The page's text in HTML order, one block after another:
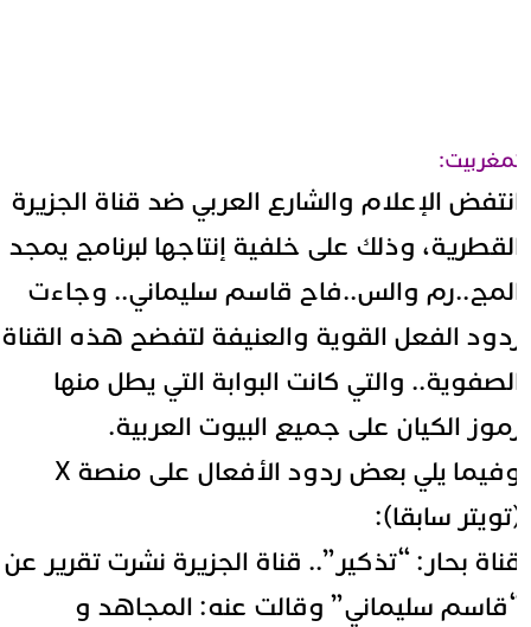
الإعلام والشارع العربي ضد قناة الجزيرة
وذلك على خلفية إنتاجها لبرنامج يمجد
والس..فاح قاسم سليماني.. وجاءت
الفعل القوية والعنيفة لتفضح هذه القناة
والتي كانت البوابة التي يطل منها
الكيان على جميع البيوت العربية.
وفيما يلي بعض ردود الأفعال على منصة X
سابقا):
بحار: “تذكير”.. قناة الجزيرة نشرت تقرير عن
سليماني” وقالت عنه: المجاهد و